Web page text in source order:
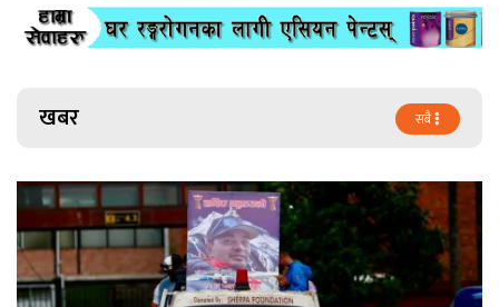
खबर सबै